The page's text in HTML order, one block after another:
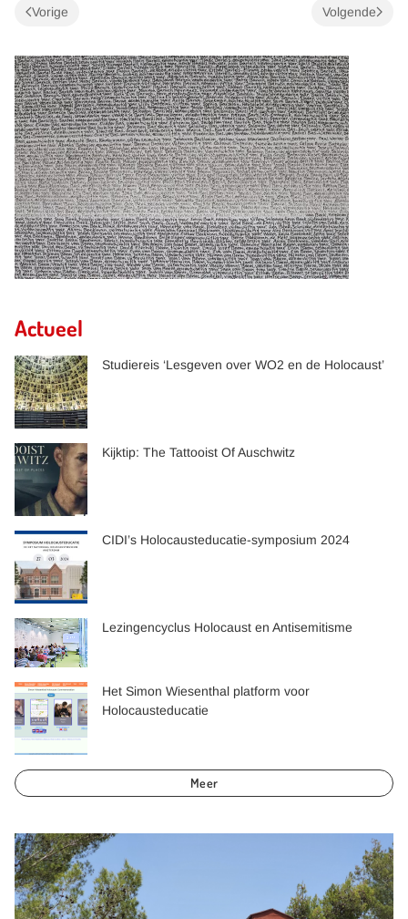
Vorige Volgende
Actueel
Studiereis ‘Lesgeven over WO2 en de Holocaust’
Kijktip: The Tattooist Of Auschwitz
CIDI’s Holocausteducatie-symposium 2024
Lezingencyclus Holocaust en Antisemitisme
Het Simon Wiesenthal platform voor
Holocausteducatie
Meer